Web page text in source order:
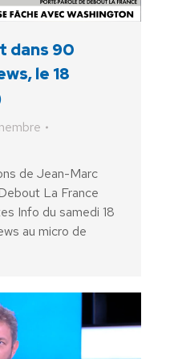
dans 90
le 18
de Jean-Marc
La France
Info du samedi 18
au micro de